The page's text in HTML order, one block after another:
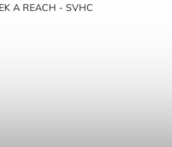
A REACH - SVHC